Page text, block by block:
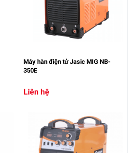
Máy hàn điện tử Jasic MIG NB-
350E
Liên hệ